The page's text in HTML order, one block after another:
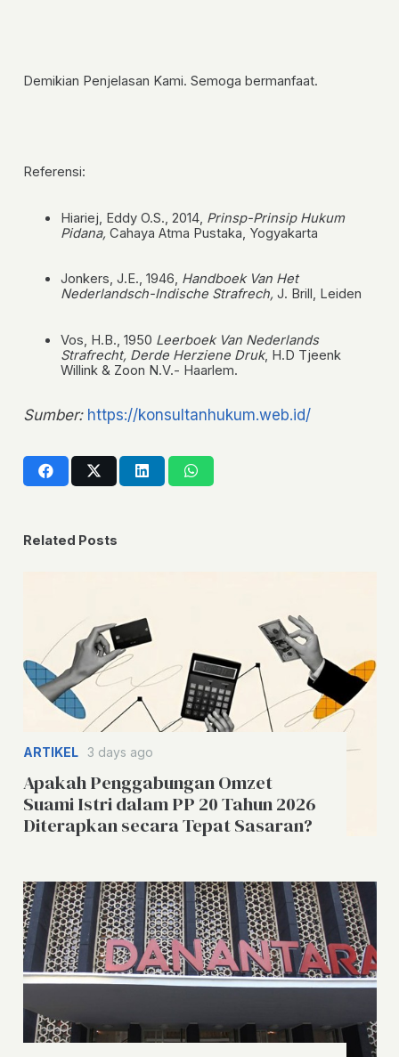
Demikian Penjelasan Kami. Semoga bermanfaat.
Referensi:
Hiariej, Eddy O.S., 2014, Prinsp-Prinsip Hukum
Pidana, Cahaya Atma Pustaka, Yogyakarta
Jonkers, J.E., 1946, Handboek Van Het
Nederlandsch-Indische Strafrech, J. Brill, Leiden
Vos, H.B., 1950 Leerboek Van Nederlands
Strafrecht, Derde Herziene Druk, H.D Tjeenk
Willink & Zoon N.V.- Haarlem.
Sumber: https://konsultanhukum.web.id/
Related Posts
ARTIKEL 3 days ago
Apakah Penggabungan Omzet
Suami Istri dalam PP 20 Tahun 2026
Diterapkan secara Tepat Sasaran?